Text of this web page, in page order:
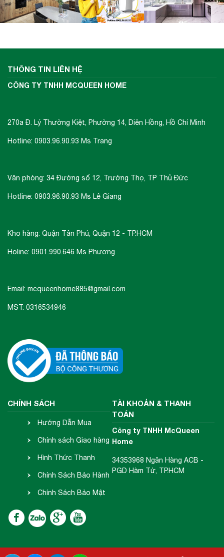
THÔNG TIN LIÊN HỆ
CÔNG TY TNHH MCQUEEN HOME
270a Đ. Lý Thường Kiệt, Phường 14, Diên Hồng, Hồ Chí Minh
Hotline: 0903.96.90.93 Ms Trang
Văn phòng: 34 Đường số 12, Trường Thọ, TP Thủ Đức
Hotline: 0903.96.90.93 Ms Lê Giang
Kho hàng: Quận Tân Phú, Quận 12 - TP.HCM
Holine: 0901.990.646 Ms Phương
Email: mcqueenhome885@gmail.com
MST: 0316534946
CHÍNH SÁCH
Hướng Dẫn Mua
Hàng
Chính sách Giao hàng
- Nhận hàng
Hình Thức Thanh
Toán
Chính Sách Bảo Hành
- Đổi Trả
Chính Sách Bảo Mật
Thông Tin
TÀI KHOẢN & THANH
TOÁN
Công ty TNHH McQueen
Home
34353968 Ngân Hàng ACB -
PGD Hàm Tử, TP.HCM